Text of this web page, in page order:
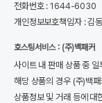
전화번호 : 1644-6030
개인정보보호책임자 : 김
호스팅서비스 : (주)백패커
사이트 내 판매 상품 중
해당 상품의 경우 (주)백
상품정보 및 거래 등에 대